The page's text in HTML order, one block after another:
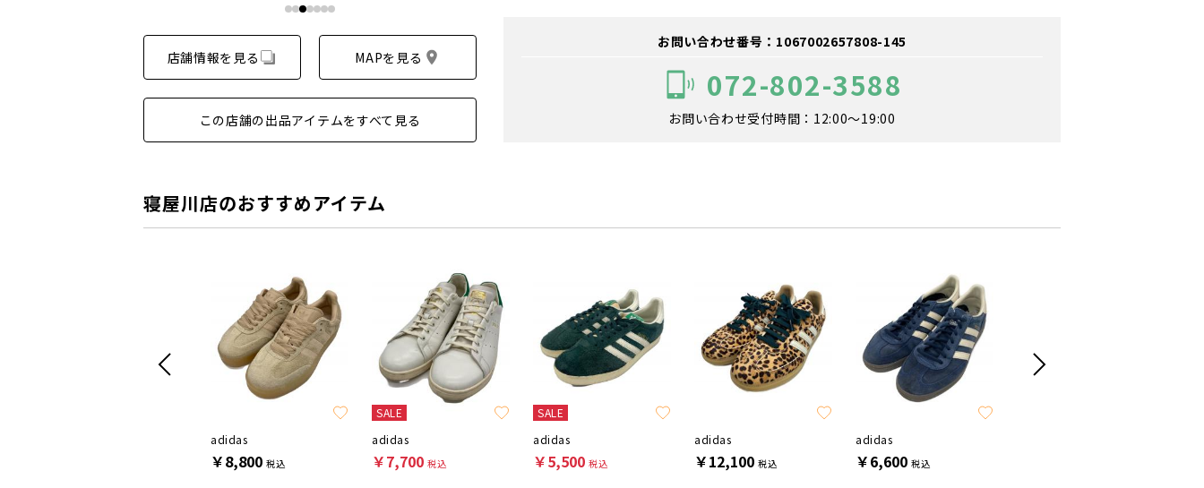
店舗情報を見る MAPを見る
この店舗の出品アイテムをすべて見る
お問い合わせ番号：1067002657808-145
072-802-3588
お問い合わせ受付時間：12:00～19:00
寝屋川店のおすすめアイテム
adidas
￥8,800 税込
SALE
adidas
￥7,700 税込
SALE
adidas
￥5,500 税込
adidas
￥12,100 税込
adidas
￥6,600 税込